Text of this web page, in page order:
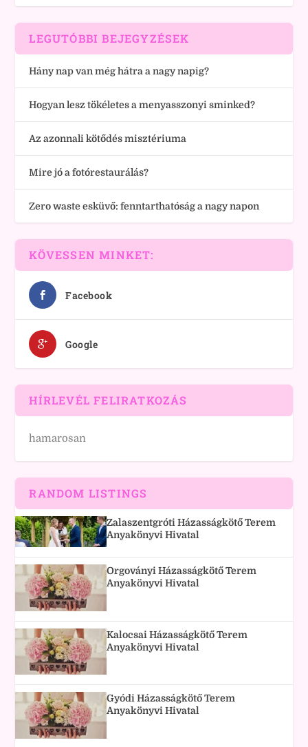
LEGUTÓBBI BEJEGYZÉSEK
Hány nap van még hátra a nagy napig?
Hogyan lesz tökéletes a menyasszonyi sminked?
Az azonnali kötődés misztériuma
Mire jó a fotórestaurálás?
Zero waste esküvő: fenntarthatóság a nagy napon
KÖVESSEN MINKET:
Facebook
Google
HÍRLEVÉL FELIRATKOZÁS
hamarosan
RANDOM LISTINGS
Zalaszentgróti Házasságkötő Terem
Anyakönyvi Hivatal
Orgoványi Házasságkötő Terem
Anyakönyvi Hivatal
Kalocsai Házasságkötő Terem
Anyakönyvi Hivatal
Gyódi Házasságkötő Terem
Anyakönyvi Hivatal